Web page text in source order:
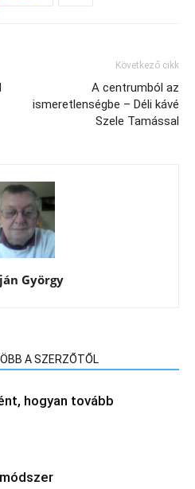
Következő cikk
A centrumból az
ismeretlenségbe – Déli kávé
Szele Tamással
György
A SZERZŐTŐL
hogyan tovább